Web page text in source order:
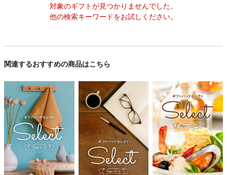
対象のギフトが見つかりませんでした。
他の検索キーワードをお試しください。
関連するおすすめの商品はこちら